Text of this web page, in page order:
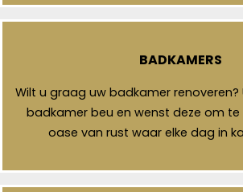
BADKAMERS
Wilt u graag uw badkamer
badkamer beu en wenst deze om
oase van rust waar elke dag in